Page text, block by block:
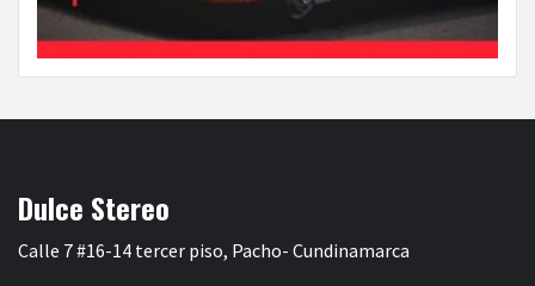
Dulce Stereo
Calle 7 #16-14 tercer piso, Pacho- Cundinamarca